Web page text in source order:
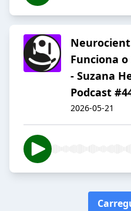
Funciona
- Suzana
Podcast
2026-05-21